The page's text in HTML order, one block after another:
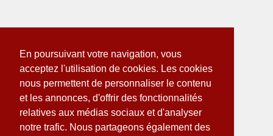
En poursuivant votre navigation, vous
acceptez l'utilisation de cookies. Les cookies
nous permettent de personnaliser le contenu
et les annonces, d'offrir des fonctionnalités
relatives aux médias sociaux et d'analyser
notre trafic. Nous partageons également des